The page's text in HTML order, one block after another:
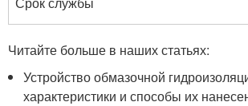
Читайте больше в наших статьях:
Устройство обмазочной
характеристики и способы их